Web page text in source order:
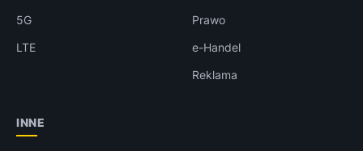
5G
LTE
Prawo
e-Handel
Reklama
INNE